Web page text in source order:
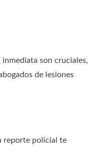
son cruciales,
de lesiones
reporte policial te